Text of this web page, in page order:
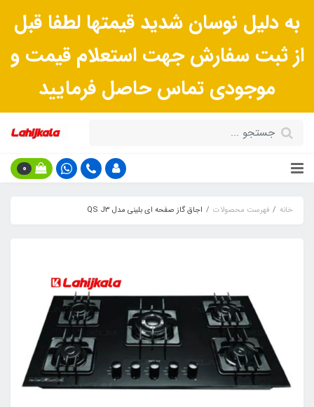
به دلیل نوسان شدید قیمتها لطفا قبل
از ثبت سفارش جهت استعلام قیمت و
موجودی تماس حاصل فرمایید
0
خانه فهرست محصولات اجاق گاز صفحه ای بلینی مدل QS J3